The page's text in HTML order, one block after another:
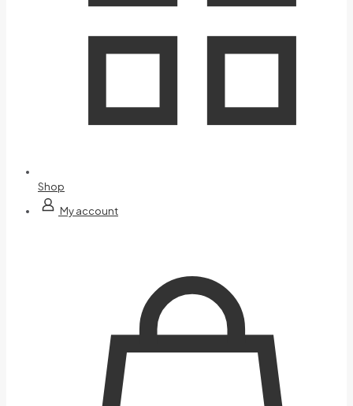
Shop
My account